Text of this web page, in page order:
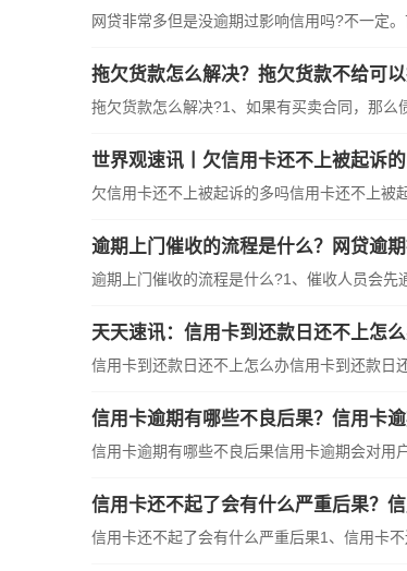
网贷非常多但是没逾期过影响信用吗?不一定
拖欠货款怎么解决？拖欠货款不给可以
拖欠货款怎么解决?1、如果有买卖合同，那么
世界观速讯丨欠信用卡还不上被起诉
欠信用卡还不上被起诉的多吗信用卡还不上被
逾期上门催收的流程是什么？网贷逾
逾期上门催收的流程是什么?1、催收人员会先
天天速讯：信用卡到还款日还不上怎
信用卡到还款日还不上怎么办信用卡到还款日
信用卡逾期有哪些不良后果？信用卡
信用卡逾期有哪些不良后果信用卡逾期会对用
信用卡还不起了会有什么严重后果？
信用卡还不起了会有什么严重后果1、信用卡不